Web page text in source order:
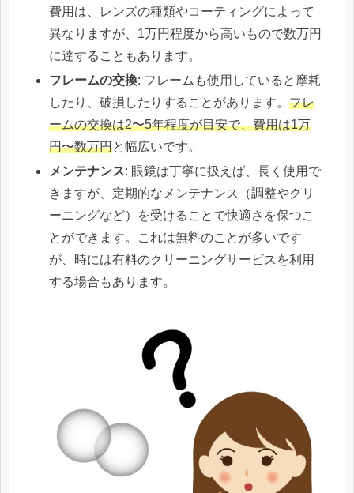
費用は、レンズの種類やコーティングによって
異なりますが、1万円程度から高いもので数万円
に達することもあります。
フレームの交換: フレームも使用していると摩耗
したり、破損したりすることがあります。フレ
ームの交換は2〜5年程度が目安で、費用は1万
円〜数万円と幅広いです。
メンテナンス: 眼鏡は丁寧に扱えば、長く使用で
きますが、定期的なメンテナンス（調整やクリ
ーニングなど）を受けることで快適さを保つこ
とができます。これは無料のことが多いです
が、時には有料のクリーニングサービスを利用
する場合もあります。